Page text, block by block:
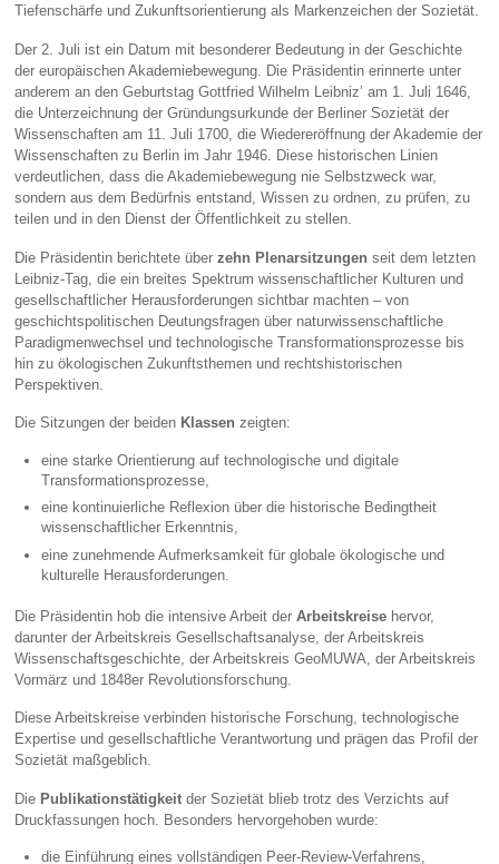
Tiefenschärfe und Zukunftsorientierung als Markenzeichen der Sozietät.
Der 2. Juli ist ein Datum mit besonderer Bedeutung in der Geschichte
der europäischen Akademiebewegung. Die Präsidentin erinnerte unter
anderem an den Geburtstag Gottfried Wilhelm Leibniz’ am 1. Juli 1646,
die Unterzeichnung der Gründungsurkunde der Berliner Sozietät der
Wissenschaften am 11. Juli 1700, die Wiedereröffnung der Akademie der
Wissenschaften zu Berlin im Jahr 1946. Diese historischen Linien
verdeutlichen, dass die Akademiebewegung nie Selbstzweck war,
sondern aus dem Bedürfnis entstand, Wissen zu ordnen, zu prüfen, zu
teilen und in den Dienst der Öffentlichkeit zu stellen.
Die Präsidentin berichtete überzehn Plenarsitzungen seit dem letzten
Leibniz‑Tag, die ein breites Spektrum wissenschaftlicher Kulturen und
gesellschaftlicher Herausforderungen sichtbar machten – von
geschichtspolitischen Deutungsfragen über naturwissenschaftliche
Paradigmenwechsel und technologische Transformationsprozesse bis
hin zu ökologischen Zukunftsthemen und rechtshistorischen
Perspektiven.
Die Sitzungen der beiden Klassen zeigten:
eine starke Orientierung auf technologische und digitale
Transformationsprozesse,
eine kontinuierliche Reflexion über die historische Bedingtheit
wissenschaftlicher Erkenntnis,
eine zunehmende Aufmerksamkeit für globale ökologische und
kulturelle Herausforderungen.
Die Präsidentin hob die intensive Arbeit derArbeitskreise hervor,
darunter der Arbeitskreis Gesellschaftsanalyse, der Arbeitskreis
Wissenschaftsgeschichte, der Arbeitskreis GeoMUWA, der Arbeitskreis
Vormärz und 1848er Revolutionsforschung.
Diese Arbeitskreise verbinden historische Forschung, technologische
Expertise und gesellschaftliche Verantwortung und prägen das Profil der
Sozietät maßgeblich.
Die Publikationstätigkeit der Sozietät blieb trotz des Verzichts auf
Druckfassungen hoch. Besonders hervorgehoben wurde:
die Einführung eines vollständigen Peer‑Review‑Verfahrens,